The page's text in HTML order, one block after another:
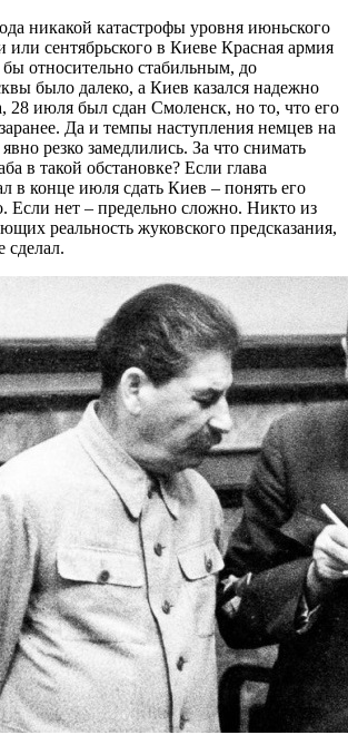
никакой катастрофы уровня июньского
или сентябрьского в Киеве Красная армия
относительно стабильным, до
было далеко, а Киев казался надежно
28 июля был сдан Смоленск, но то, что его
Да и темпы наступления немцев на
резко замедлились. За что снимать
в такой обстановке? Если глава
в конце июля сдать Киев – понять его
Если нет – предельно сложно. Никто из
реальность жуковского предсказания,
сделал.